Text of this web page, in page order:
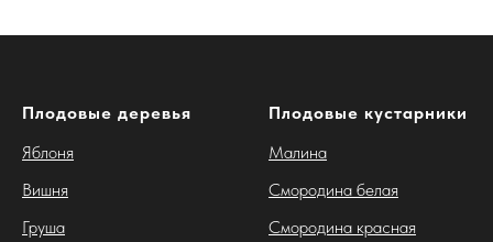
Плодовые деревья
Яблоня
Вишня
Груша
Плодовые кустарники
Малина
Смородина белая
Смородина красная